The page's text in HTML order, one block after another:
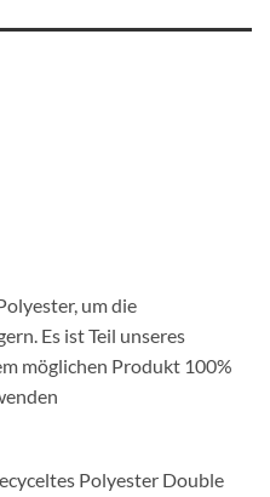
um die
Es ist Teil unseres
möglichen Produkt 100%
Polyester Double